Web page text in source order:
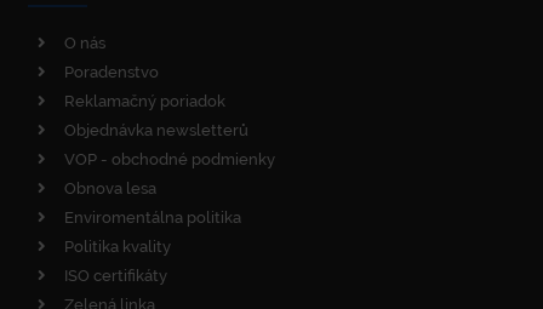
O nás
Poradenstvo
Reklamačný poriadok
Objednávka newsletterů
VOP - obchodné podmienky
Obnova lesa
Enviromentálna politika
Politika kvality
ISO certifikáty
Zelená linka